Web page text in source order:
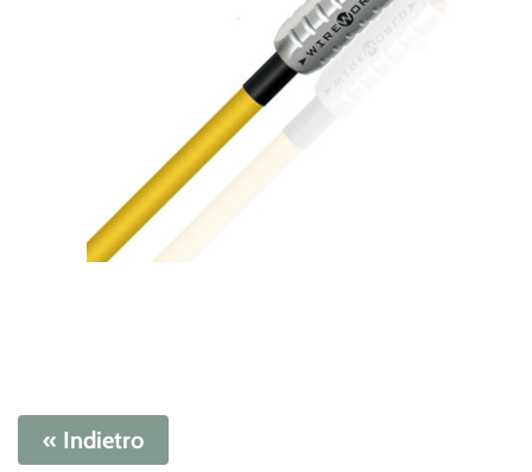
« Indietro